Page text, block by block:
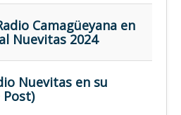
Camagüeyana en
Nuevitas 2024
Nuevitas en su
Post)